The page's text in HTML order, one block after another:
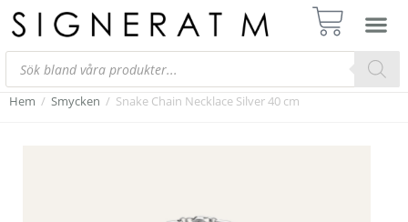
Hem / Smycken / Snake Chain Necklace Silver 40 cm